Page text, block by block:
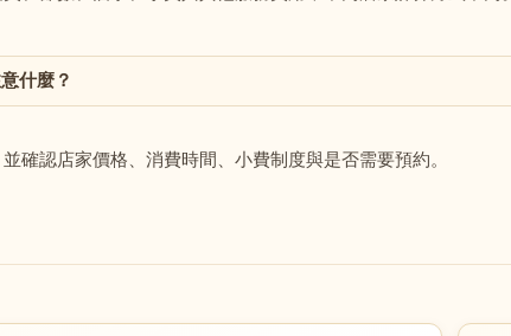
什麼？
確認店家價格、消費時間、小費制度與是否需要預約。